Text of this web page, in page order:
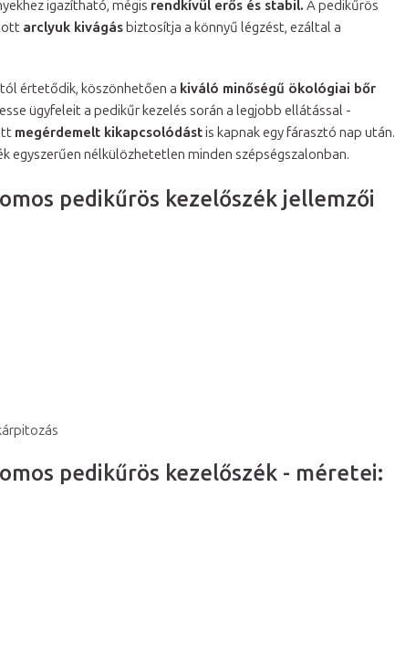
igazítható, mégis rendkívül erős és stabil. A pedikűrös
arclyuk kivágás biztosítja a könnyű légzést, ezáltal a
értetődik, köszönhetően a kiváló minőségű ökológiai bőr
ügyfeleit a pedikűr kezelés során a legjobb ellátással -
megérdemelt kikapcsolódástis kapnak egy fárasztó nap után.
egyszerűen nélkülözhetetlen minden szépségszalonban.
pedikűrös kezelőszék jellemzői
pedikűrös kezelőszék - méretei: